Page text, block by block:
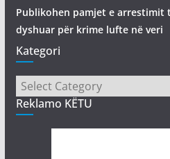
Publikohen pamjet e arrestimit
dyshuar për krime lufte në veri
Kategori
Kategori
Reklamo KËTU